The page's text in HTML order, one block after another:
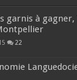
garnis à gagner,
22